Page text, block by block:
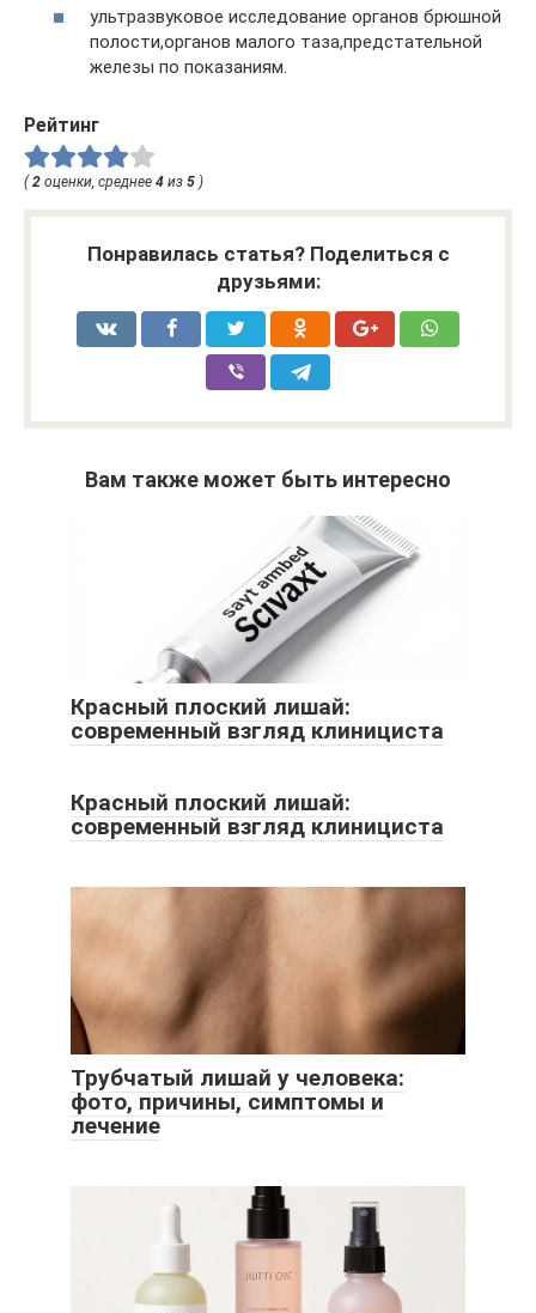
ультразвуковое исследование органов брюшной
полости,органов малого таза,предстательной
железы по показаниям.
Рейтинг
(2 оценки, среднее 4 из 5 )
Понравилась статья? Поделиться с
друзьями:
Вам также может быть интересно
Красный плоский лишай:
современный взгляд клинициста
Красный плоский лишай:
современный взгляд клинициста
Трубчатый лишай у человека:
фото, причины, симптомы и
лечение